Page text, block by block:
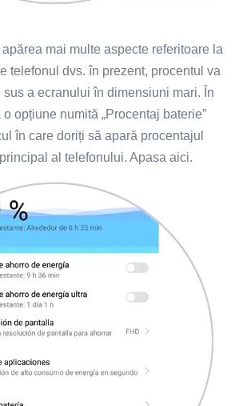
mai multe aspecte referitoare la
telefonul dvs. în prezent, procentul va
a ecranului în dimensiuni mari. În
opțiune numită „Procentaj baterie”
în care doriți să apară procentajul
al telefonului. Apasa aici.